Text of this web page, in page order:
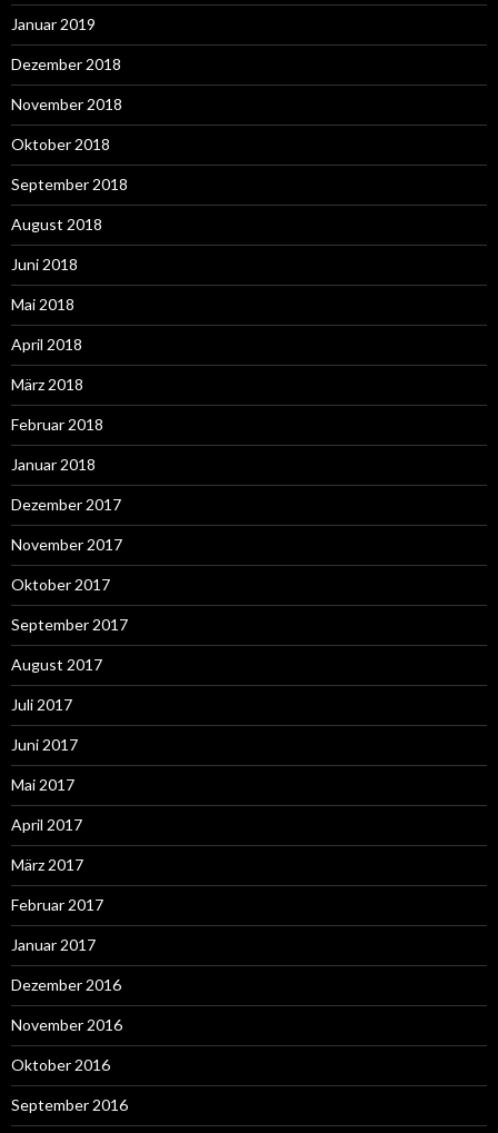
Januar 2019
Dezember 2018
November 2018
Oktober 2018
September 2018
August 2018
Juni 2018
Mai 2018
April 2018
März 2018
Februar 2018
Januar 2018
Dezember 2017
November 2017
Oktober 2017
September 2017
August 2017
Juli 2017
Juni 2017
Mai 2017
April 2017
März 2017
Februar 2017
Januar 2017
Dezember 2016
November 2016
Oktober 2016
September 2016